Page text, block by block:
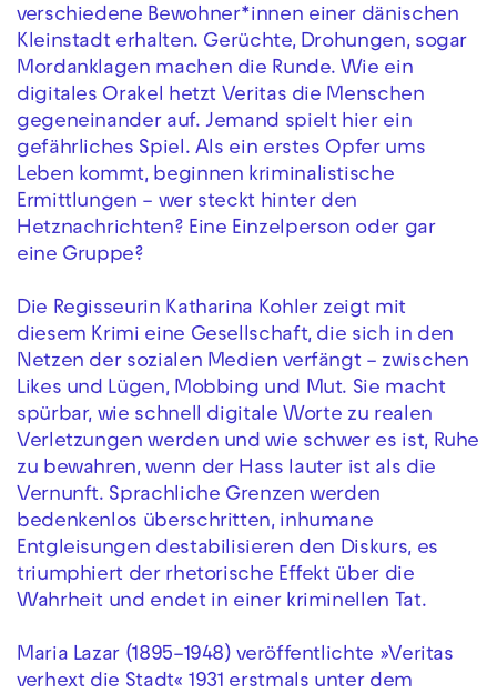
verschiedene Bewohner*innen einer dänischen
Kleinstadt erhalten. Gerüchte, Drohungen, sogar
Mordanklagen machen die Runde. Wie ein
digitales Orakel hetzt Veritas die Menschen
gegeneinander auf. Jemand spielt hier ein
gefährliches Spiel. Als ein erstes Opfer ums
Leben kommt, beginnen kriminalistische
Ermittlungen – wer steckt hinter den
Hetznachrichten? Eine Einzelperson oder gar
eine Gruppe?
Die Regisseurin Katharina Kohler zeigt mit
diesem Krimi eine Gesellschaft, die sich in den
Netzen der sozialen Medien verfängt – zwischen
Likes und Lügen, Mobbing und Mut. Sie macht
spürbar, wie schnell digitale Worte zu realen
Verletzungen werden und wie schwer es ist, Ruhe
zu bewahren, wenn der Hass lauter ist als die
Vernunft. Sprachliche Grenzen werden
bedenkenlos überschritten, inhumane
Entgleisungen destabilisieren den Diskurs, es
triumphiert der rhetorische Effekt über die
Wahrheit und endet in einer kriminellen Tat.
Maria Lazar (1895–1948) veröffentlichte »Veritas
verhext die Stadt« 1931 erstmals unter dem